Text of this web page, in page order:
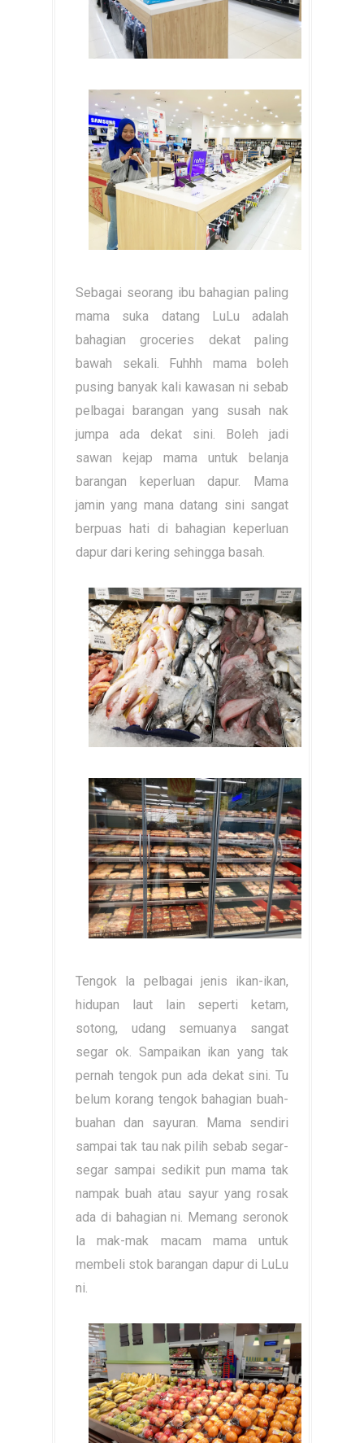
Sebagai seorang ibu bahagian paling
mama suka datang LuLu adalah
bahagian groceries dekat paling
bawah sekali. Fuhhh mama boleh
pusing banyak kali kawasan ni sebab
pelbagai barangan yang susah nak
jumpa ada dekat sini. Boleh jadi
sawan kejap mama untuk belanja
barangan keperluan dapur. Mama
jamin yang mana datang sini sangat
berpuas hati di bahagian keperluan
dapur dari kering sehingga basah.
Tengok la pelbagai jenis ikan-ikan,
hidupan laut lain seperti ketam,
sotong, udang semuanya sangat
segar ok. Sampaikan ikan yang tak
pernah tengok pun ada dekat sini. Tu
belum korang tengok bahagian buah-
buahan dan sayuran. Mama sendiri
sampai tak tau nak pilih sebab segar-
segar sampai sedikit pun mama tak
nampak buah atau sayur yang rosak
ada di bahagian ni. Memang seronok
la mak-mak macam mama untuk
membeli stok barangan dapur di LuLu
ni.